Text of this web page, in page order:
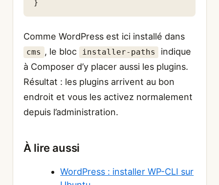
}
Comme WordPress est ici installé dans
cms , le bloc installer-paths
indique
à Composer d’y placer aussi les plugins.
Résultat : les plugins arrivent au bon
endroit et vous les activez normalement
depuis l’administration.
À lire aussi
WordPress : installer WP-CLI sur